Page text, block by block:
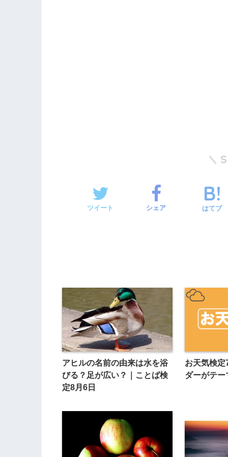
ツイート シェア はてブ
アヒルの名前の由来は水を浴
びる？足が広い？｜ことば検
定8月6日
お天気検
ダーがテ